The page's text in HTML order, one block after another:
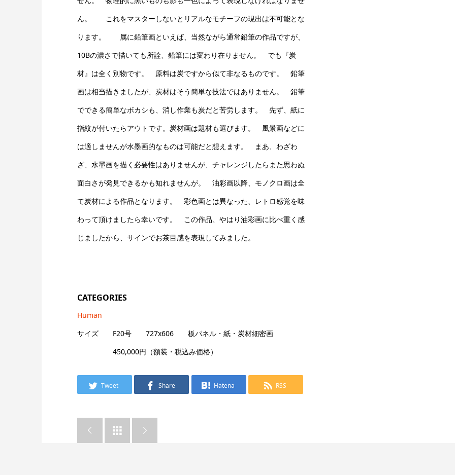
ん。 これをマスターしないとリアルなモチーフの現出は不可能とな
ります。 属に鉛筆画といえば、当然ながら通常鉛筆の作品ですが、
10Bの濃さで描いても所詮、鉛筆には変わり在りません。 でも『炭
材』は全く別物です。 原料は炭ですから似て非なるものです。 鉛筆
画は相当描きましたが、炭材はそう簡単な技法ではありません。 鉛筆
でできる簡単なボカシも、消し作業も炭だと苦労します。 先ず、紙に
指紋が付いたらアウトです。炭材画は題材も選びます。 風景画などに
は適しませんが水墨画的なものは可能だと想えます。 まあ、わざわ
ざ、水墨画を描く必要性はありませんが、チャレンジしたらまた思わぬ
面白さが発見できるかも知れませんが。 油彩画以降、モノクロ画は全
て炭材による作品となります。 彩色画とは異なった、レトロ感覚を味
わって頂けましたら幸いです。 この作品、やはり油彩画に比べ重く感
じましたから、サインでお茶目感を表現してみました。
CATEGORIES
Human
サイズ F20号 727x606 板パネル・紙・炭材細密画
450,000円（額装・税込み価格）
Tweet Share Hatena RSS
  